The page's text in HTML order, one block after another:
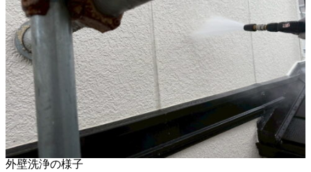
外壁洗浄の様子